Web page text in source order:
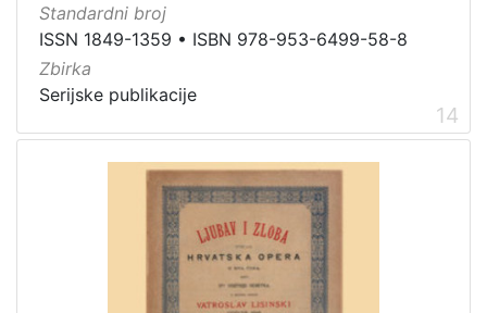
Standardni broj
ISSN 1849-1359 • ISBN 978-953-6499-58-8
Zbirka
Serijske publikacije
14